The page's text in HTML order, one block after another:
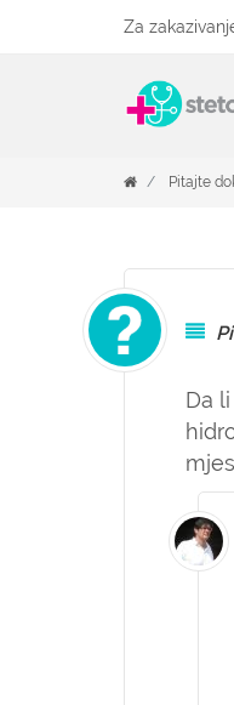
Za
Pitajte
Da